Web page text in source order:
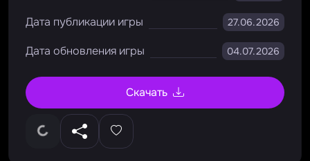
Дата публикации игры 27.06.2026
Дата обновления игры 04.07.2026
Скачать